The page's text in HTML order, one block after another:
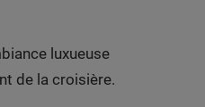
luxueuse
de la croisière.